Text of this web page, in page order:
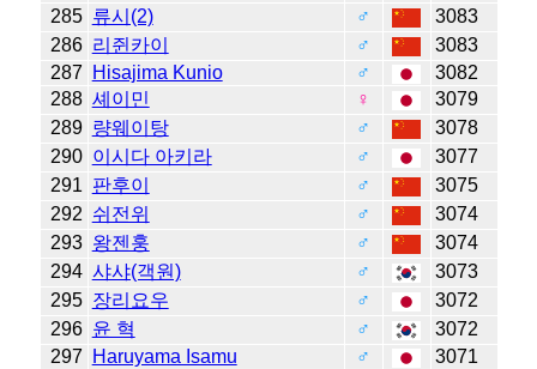
285 류시(2) ♂
3083
286 리쥔카이 ♂
3083
287
Hisajima Kunio ♂
3082
288 셰이민 ♀
3079
289 량웨이탕 ♂
3078
290 이시다 아키라 ♂
3077
291 판후이 ♂
3075
292 쉬전위 ♂
3074
293 왕젠훙 ♂
3074
294 샤샤(객원) ♂
3073
295 장리요우 ♂
3072
296 윤 혁 ♂
3072
297
Haruyama Isamu ♂
3071